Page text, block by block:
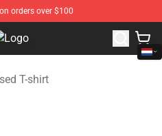
orders over $100
Used Store - Official The
T-shirt